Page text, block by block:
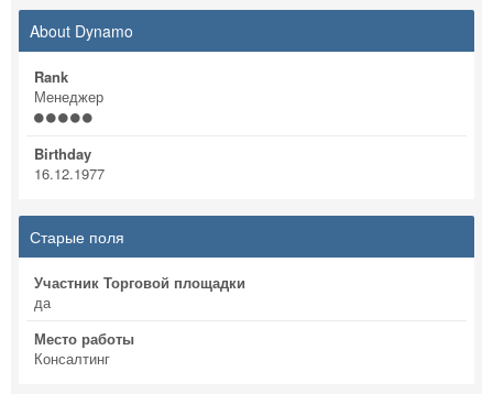
About Dynamo
Rank
Менеджер
Birthday
16.12.1977
Старые поля
Участник Торговой площадки
да
Место работы
Консалтинг